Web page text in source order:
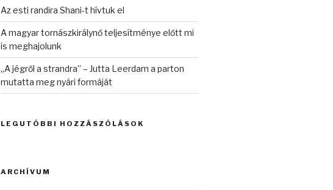
Az esti randira Shani-t hívtuk el
A magyar tornászkirálynő teljesítménye előtt mi
is meghajolunk
„A jégről a strandra” – Jutta Leerdam a parton
mutatta meg nyári formáját
LEGUTÓBBI HOZZÁSZÓLÁSOK
ARCHÍVUM